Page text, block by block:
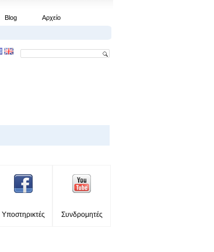
Blog Αρχείο
Υποστηρικτές Συνδρομητές